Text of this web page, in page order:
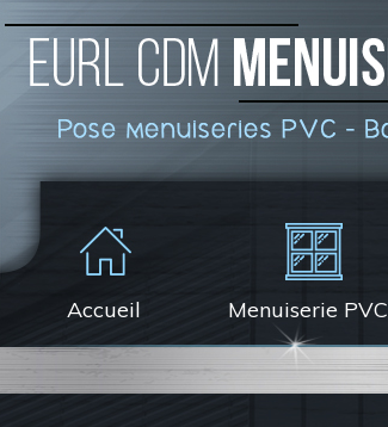
Accueil Menuiserie PVC